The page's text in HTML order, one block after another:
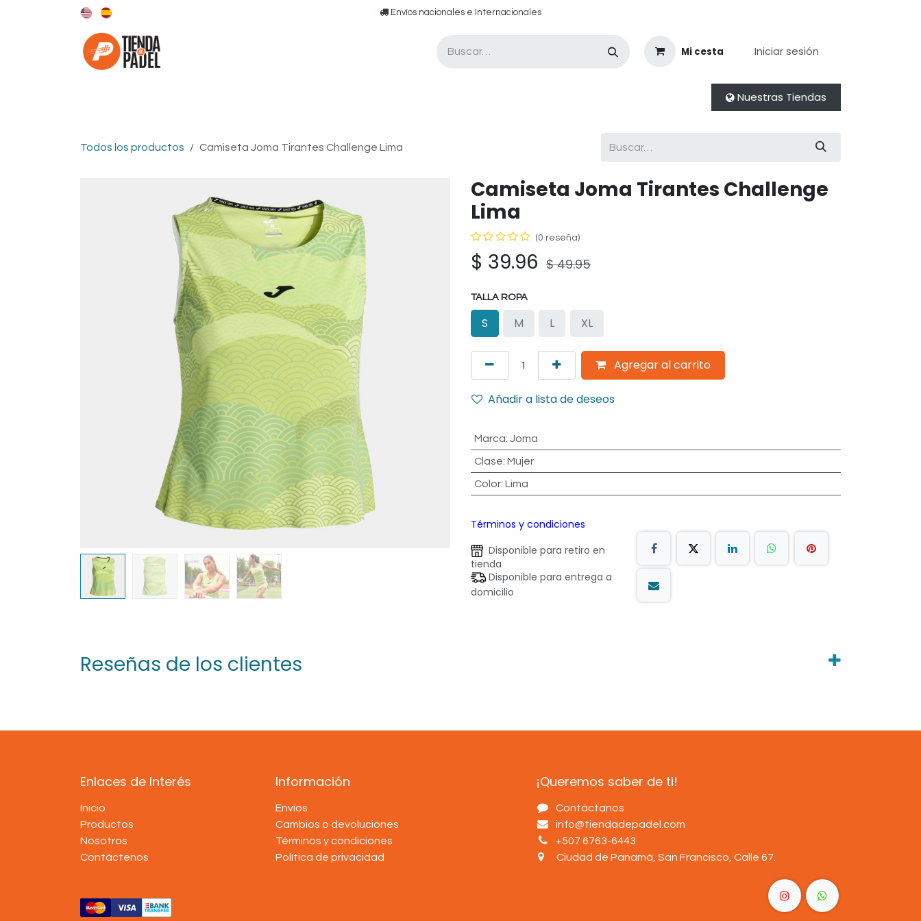
​​ E​nvíos nacionales e ​​​Internacionales​
Mi cesta Iniciar sesión
Nuestras Tiendas
Todos los productos Camiseta Joma Tirantes Challenge Lima
Camiseta Joma Tirantes Challenge
Lima
(0 reseña)
$ 39.96 $49.95
TALLA ROPA
S M L XL
Agregar al carrito
Añadir a lista de deseos
Marca: Joma
Clase: Mujer
Color: Lima
Términos y condiciones
Disponible para retiro en
tienda
Disponible para entrega a
domicilio
Reseñas de los clientes
Enlaces de Interés
Inicio
Productos
Nosotros
Contáctenos
Información
Envíos
Cambios o devoluciones
Términos y condiciones
Política de privacidad
¡Queremos saber de ti!
Contáctanos
info@tiendadepadel.com
+507 6763-6443
Ciudad de Panamá, San Francisco, Calle 67.